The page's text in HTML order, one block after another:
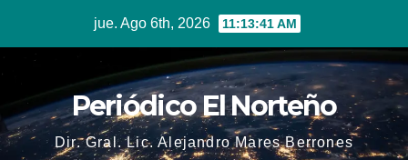
jue. Ago 6th, 2026 11:13:42 AM
Periódico El Norteño
Dir. Gral. Lic. Alejandro Mares Berrones